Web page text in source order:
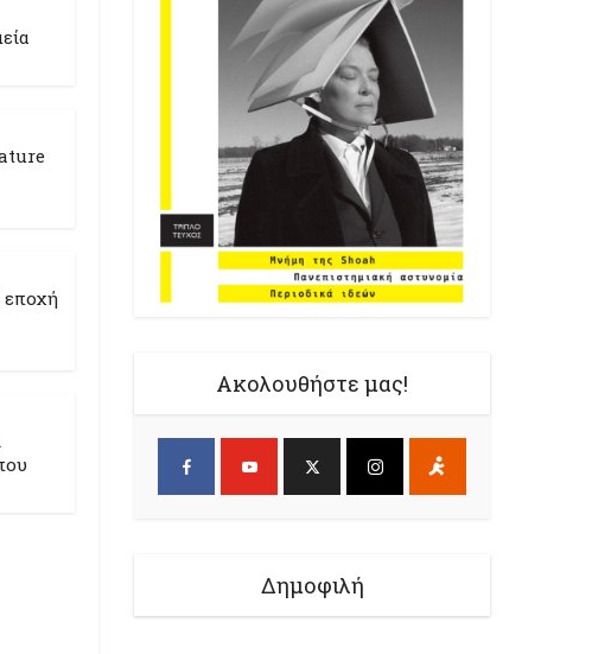
Ακολουθήστε μας!
Δημοφιλή